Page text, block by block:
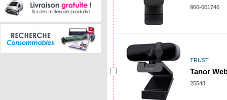
960-001746
TRUST
Tanor
25548